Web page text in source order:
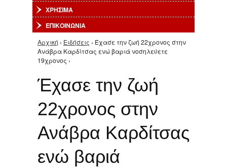
ΧΡΗΣΙΜΑ
ΕΠΙΚΟΙΝΩΝΙΑ
Είστε εδώ
Αρχική › Ειδήσεις › Έχασε την ζωή 22χρονος στην
Ανάβρα Καρδίτσας ενώ βαριά νοσηλεύετε
19χρονος ›
Έχασε την ζωή
22χρονος στην
Ανάβρα Καρδίτσας
ενώ βαριά